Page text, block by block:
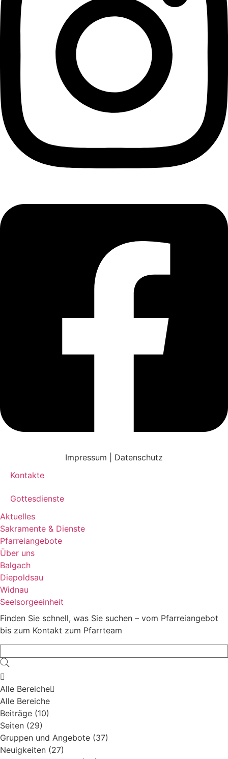
Impressum | Datenschutz
Kontakte
Gottesdienste
Aktuelles
Sakramente & Dienste
Pfarreiangebote
Über uns
Balgach
Diepoldsau
Widnau
Seelsorgeeinheit
Finden Sie schnell, was Sie suchen – vom Pfarreiangebot
bis zum Kontakt zum Pfarrteam
Alle Bereiche
Alle Bereiche
Beiträge (10)
Seiten (29)
Gruppen und Angebote (37)
Neuigkeiten (27)